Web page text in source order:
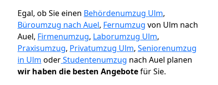
Egal, ob Sie einen Behördenumzug Ulm,
Büroumzug nach Auel, Fernumzug von Ulm nach
Auel, Firmenumzug, Laborumzug Ulm,
Praxisumzug, Privatumzug Ulm, Seniorenumzug
in Ulm oderStudentenumzug nach Auel planen
wir haben die besten Angebotefür Sie.